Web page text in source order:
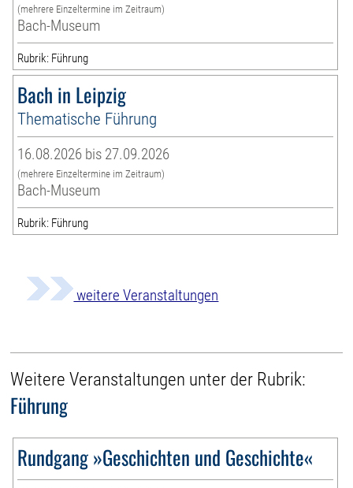
(mehrere Einzeltermine im Zeitraum)
Bach-Museum
Rubrik: Führung
Bach in Leipzig
Thematische Führung
16.08.2026 bis 27.09.2026
(mehrere Einzeltermine im Zeitraum)
Bach-Museum
Rubrik: Führung
weitere Veranstaltungen
Weitere Veranstaltungen unter der Rubrik:
Führung
Rundgang »Geschichten und Geschichte«